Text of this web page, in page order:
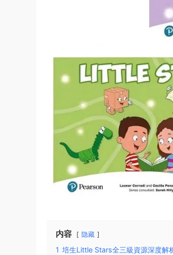
内容 隐藏
1 培生Little Stars全三級資源深度解